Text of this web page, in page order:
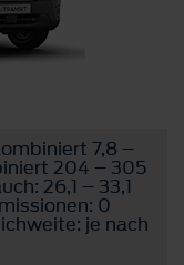
7,8 –
204 – 305
26,1 – 33,1
0
je nach